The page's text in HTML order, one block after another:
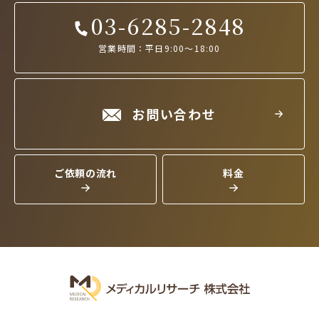
03-6285-2848
営業時間：平日9:00～18:00
お問い合わせ
ご依頼の流れ 料金